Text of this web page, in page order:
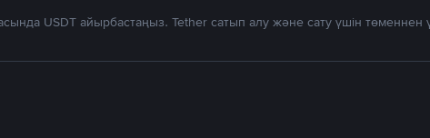
USDT айырбастаңыз. Tether сатып алу және сату үшін төменнен